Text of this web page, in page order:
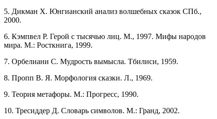
5. Дикман X. Юнгианский анализ волшебных сказок СПб.,
2000.
6. Кэмпвел Р. Герой с тысячью лиц. М., 1997. Мифы народов
мира. М.: Росткнига, 1999.
7. Орбелиани С. Мудрость вымысла. Тбилиси, 1959.
8. Пропп В. Я. Морфология сказки. Л., 1969.
9. Теория метафоры. М.: Прогресс, 1990.
10. Тресиддер Д. Словарь символов. М.: Гранд, 2002.